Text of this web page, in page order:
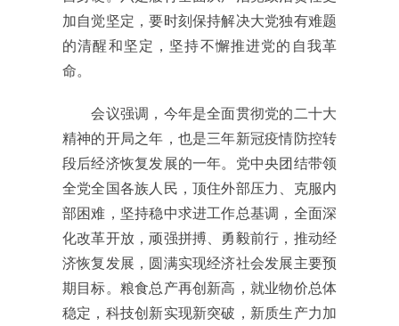
加自觉坚定，要时刻保持解决大党独有难题
的清醒和坚定，坚持不懈推进党的自我革
命。
会议强调，今年是全面贯彻党的二十大
精神的开局之年，也是三年新冠疫情防控转
段后经济恢复发展的一年。党中央团结带领
全党全国各族人民，顶住外部压力、克服内
部困难，坚持稳中求进工作总基调，全面深
化改革开放，顽强拼搏、勇毅前行，推动经
济恢复发展，圆满实现经济社会发展主要预
期目标。粮食总产再创新高，就业物价总体
稳定，科技创新实现新突破，新质生产力加